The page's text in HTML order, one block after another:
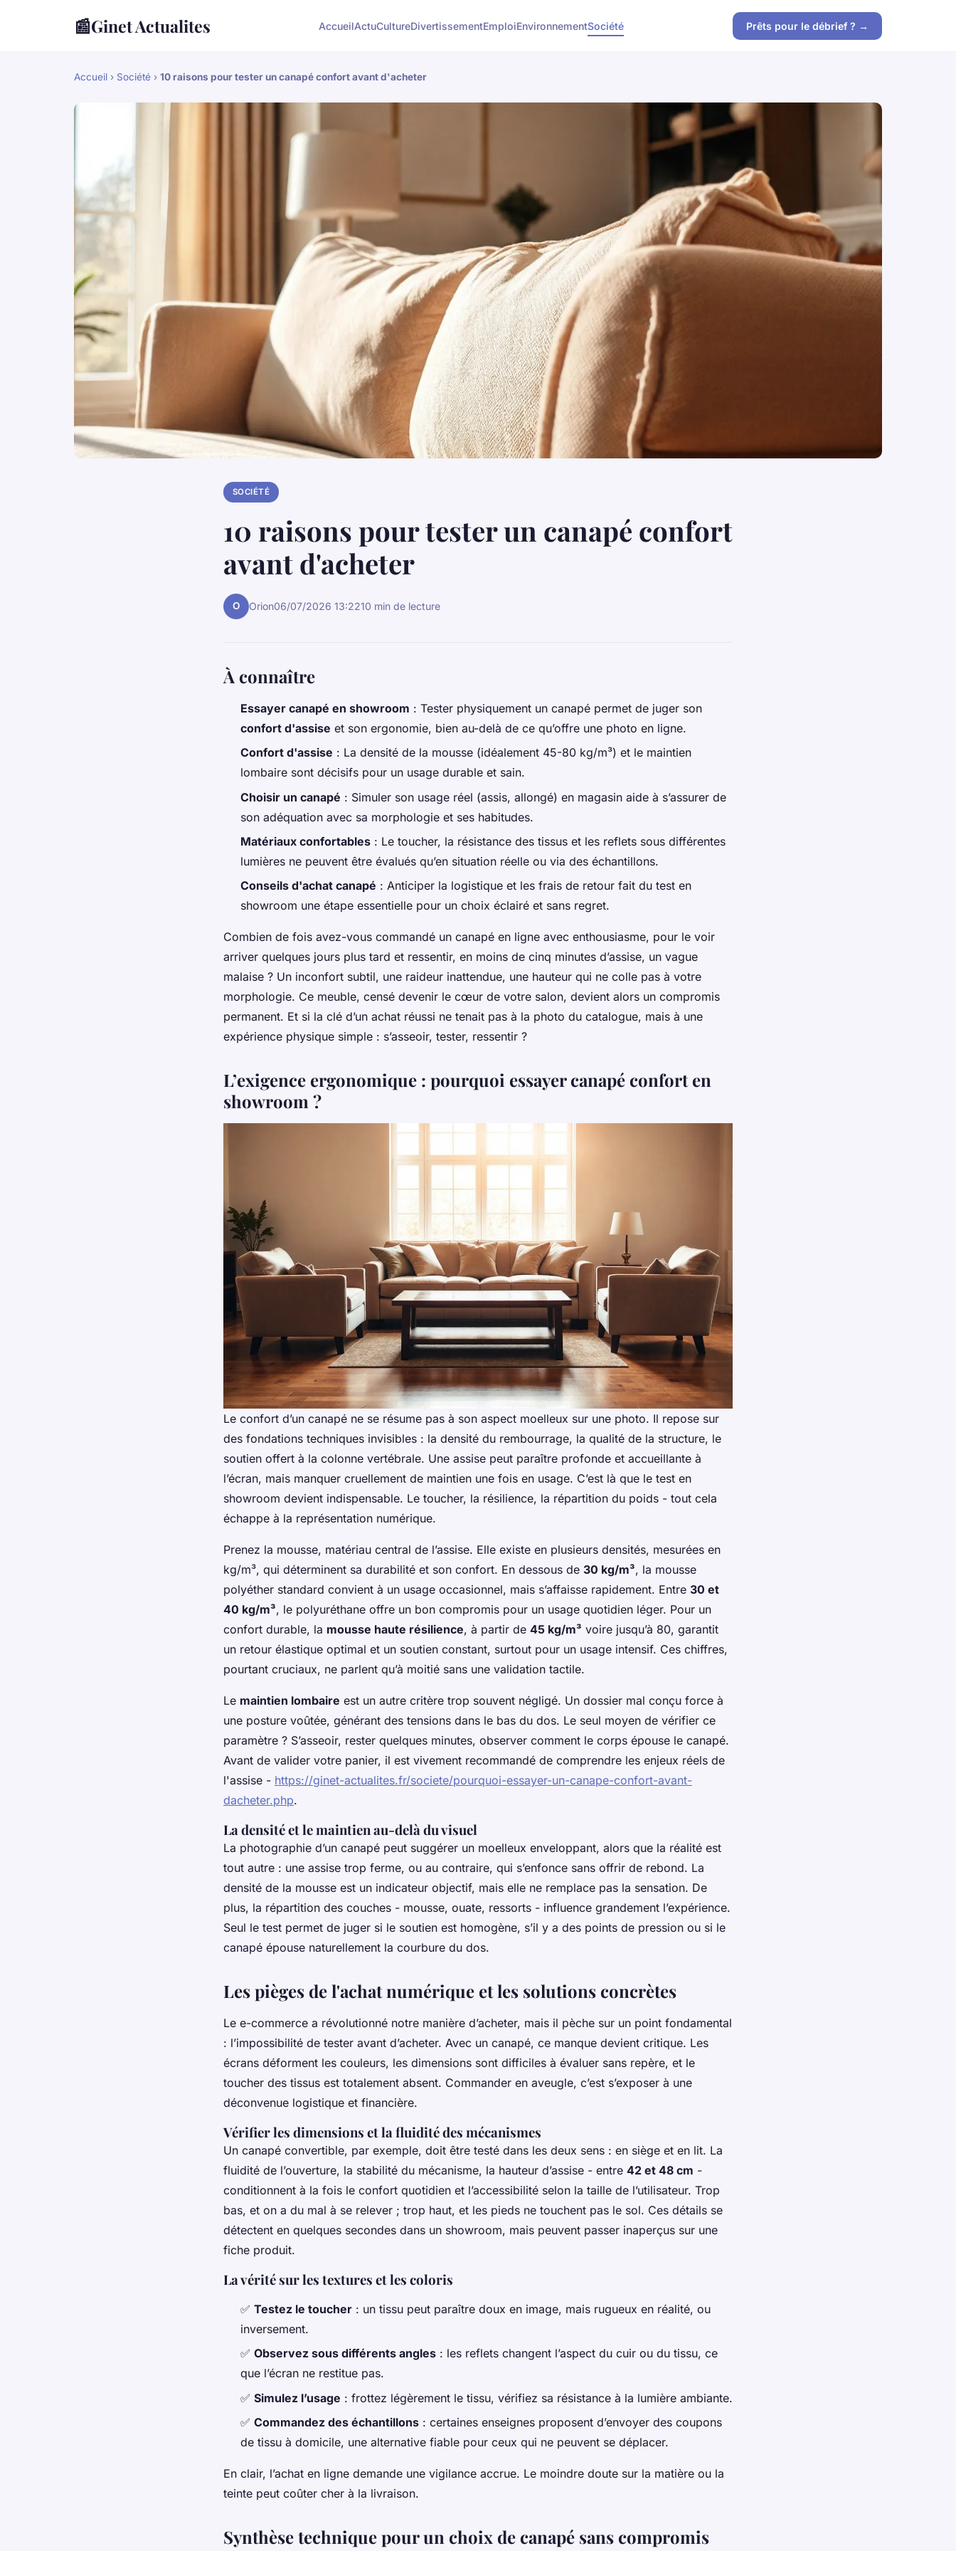
📰Ginet Actualites AccueilActuCultureDivertissementEmploiEnvironnementSociété Prêts pour le débrief ? →
Accueil › Société › 10 raisons pour tester un canapé confort avant d'acheter
SOCIÉTÉ
10 raisons pour tester un canapé confort
avant d'acheter
O Orion06/07/2026 13:2210 min de lecture
À connaître
Essayer canapé en showroom : Tester physiquement un canapé permet de juger son
confort d'assise et son ergonomie, bien au-delà de ce qu’offre une photo en ligne.
Confort d'assise : La densité de la mousse (idéalement 45-80 kg/m³) et le maintien
lombaire sont décisifs pour un usage durable et sain.
Choisir un canapé : Simuler son usage réel (assis, allongé) en magasin aide à s’assurer de
son adéquation avec sa morphologie et ses habitudes.
Matériaux confortables : Le toucher, la résistance des tissus et les reflets sous différentes
lumières ne peuvent être évalués qu’en situation réelle ou via des échantillons.
Conseils d'achat canapé : Anticiper la logistique et les frais de retour fait du test en
showroom une étape essentielle pour un choix éclairé et sans regret.
Combien de fois avez-vous commandé un canapé en ligne avec enthousiasme, pour le voir
arriver quelques jours plus tard et ressentir, en moins de cinq minutes d’assise, un vague
malaise ? Un inconfort subtil, une raideur inattendue, une hauteur qui ne colle pas à votre
morphologie. Ce meuble, censé devenir le cœur de votre salon, devient alors un compromis
permanent. Et si la clé d’un achat réussi ne tenait pas à la photo du catalogue, mais à une
expérience physique simple : s’asseoir, tester, ressentir ?
L’exigence ergonomique : pourquoi essayer canapé confort en
showroom ?
Le confort d’un canapé ne se résume pas à son aspect moelleux sur une photo. Il repose sur
des fondations techniques invisibles : la densité du rembourrage, la qualité de la structure, le
soutien offert à la colonne vertébrale. Une assise peut paraître profonde et accueillante à
l’écran, mais manquer cruellement de maintien une fois en usage. C’est là que le test en
showroom devient indispensable. Le toucher, la résilience, la répartition du poids - tout cela
échappe à la représentation numérique.
Prenez la mousse, matériau central de l’assise. Elle existe en plusieurs densités, mesurées en
kg/m³, qui déterminent sa durabilité et son confort. En dessous de 30 kg/m³, la mousse
polyéther standard convient à un usage occasionnel, mais s’affaisse rapidement. Entre 30 et
40 kg/m³, le polyuréthane offre un bon compromis pour un usage quotidien léger. Pour un
confort durable, la mousse haute résilience, à partir de 45 kg/m³ voire jusqu’à 80, garantit
un retour élastique optimal et un soutien constant, surtout pour un usage intensif. Ces chiffres,
pourtant cruciaux, ne parlent qu’à moitié sans une validation tactile.
Le maintien lombaire est un autre critère trop souvent négligé. Un dossier mal conçu force à
une posture voûtée, générant des tensions dans le bas du dos. Le seul moyen de vérifier ce
paramètre ? S’asseoir, rester quelques minutes, observer comment le corps épouse le canapé.
Avant de valider votre panier, il est vivement recommandé de comprendre les enjeux réels de
l'assise - https://ginet-actualites.fr/societe/pourquoi-essayer-un-canape-confort-avant-
dacheter.php.
La densité et le maintien au-delà du visuel
La photographie d’un canapé peut suggérer un moelleux enveloppant, alors que la réalité est
tout autre : une assise trop ferme, ou au contraire, qui s’enfonce sans offrir de rebond. La
densité de la mousse est un indicateur objectif, mais elle ne remplace pas la sensation. De
plus, la répartition des couches - mousse, ouate, ressorts - influence grandement l’expérience.
Seul le test permet de juger si le soutien est homogène, s’il y a des points de pression ou si le
canapé épouse naturellement la courbure du dos.
Les pièges de l'achat numérique et les solutions concrètes
Le e-commerce a révolutionné notre manière d’acheter, mais il pèche sur un point fondamental
: l’impossibilité de tester avant d’acheter. Avec un canapé, ce manque devient critique. Les
écrans déforment les couleurs, les dimensions sont difficiles à évaluer sans repère, et le
toucher des tissus est totalement absent. Commander en aveugle, c’est s’exposer à une
déconvenue logistique et financière.
Vérifier les dimensions et la fluidité des mécanismes
Un canapé convertible, par exemple, doit être testé dans les deux sens : en siège et en lit. La
fluidité de l’ouverture, la stabilité du mécanisme, la hauteur d’assise - entre 42 et 48 cm -
conditionnent à la fois le confort quotidien et l’accessibilité selon la taille de l’utilisateur. Trop
bas, et on a du mal à se relever ; trop haut, et les pieds ne touchent pas le sol. Ces détails se
détectent en quelques secondes dans un showroom, mais peuvent passer inaperçus sur une
fiche produit.
La vérité sur les textures et les coloris
✅ Testez le toucher : un tissu peut paraître doux en image, mais rugueux en réalité, ou
inversement.
✅ Observez sous différents angles : les reflets changent l’aspect du cuir ou du tissu, ce
que l’écran ne restitue pas.
✅ Simulez l’usage : frottez légèrement le tissu, vérifiez sa résistance à la lumière ambiante.
✅ Commandez des échantillons : certaines enseignes proposent d’envoyer des coupons
de tissu à domicile, une alternative fiable pour ceux qui ne peuvent se déplacer.
En clair, l’achat en ligne demande une vigilance accrue. Le moindre doute sur la matière ou la
teinte peut coûter cher à la livraison.
Synthèse technique pour un choix de canapé sans compromis